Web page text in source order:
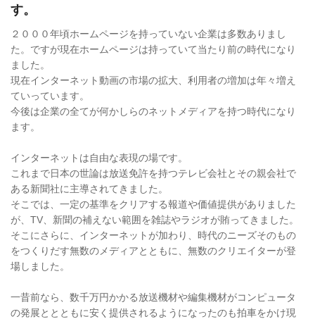
す。
２０００年頃ホームページを持っていない企業は多数ありまし
た。ですが現在ホームページは持っていて当たり前の時代になり
ました。
現在インターネット動画の市場の拡大、利用者の増加は年々増え
ていっています。
今後は企業の全てが何かしらのネットメディアを持つ時代になり
ます。
インターネットは自由な表現の場です。
これまで日本の世論は放送免許を持つテレビ会社とその親会社で
ある新聞社に主導されてきました。
そこでは、一定の基準をクリアする報道や価値提供がありました
が、TV、新聞の補えない範囲を雑誌やラジオが賄ってきました。
そこにさらに、インターネットが加わり、時代のニーズそのもの
をつくりだす無数のメディアとともに、無数のクリエイターが登
場しました。
一昔前なら、数千万円かかる放送機材や編集機材がコンピュータ
の発展ととともに安く提供されるようになったのも拍車をかけ現